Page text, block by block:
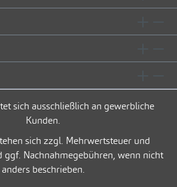
sich ausschließlich an gewerbliche
Kunden.
sich zzgl. Mehrwertsteuer und
ggf. Nachnahmegebühren, wenn nicht
anders beschrieben.